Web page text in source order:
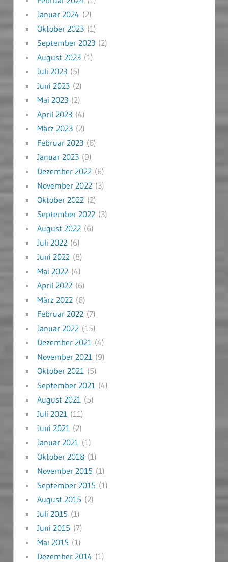
Januar 2024 (2)
Oktober 2023(1)
September 2023(2)
August 2023(1)
Juli 2023(5)
Juni 2023(2)
Mai 2023(2)
April 2023(4)
März 2023(2)
Februar 2023(6)
Januar 2023(9)
Dezember 2022(6)
November 2022(3)
Oktober 2022(2)
September 2022(3)
August 2022(6)
Juli 2022(6)
Juni 2022(8)
Mai 2022(4)
April 2022(6)
März 2022(6)
Februar 2022(7)
Januar 2022(15)
Dezember 2021 (4)
November 2021 (9)
Oktober 2021 (5)
September 2021 (4)
August 2021 (5)
Juli 2021 (11)
Juni 2021 (2)
Januar 2021 (1)
Oktober 2018(1)
November 2015 (1)
September 2015 (1)
August 2015 (2)
Juli 2015 (1)
Juni 2015 (7)
Mai 2015 (1)
Dezember 2014 (1)